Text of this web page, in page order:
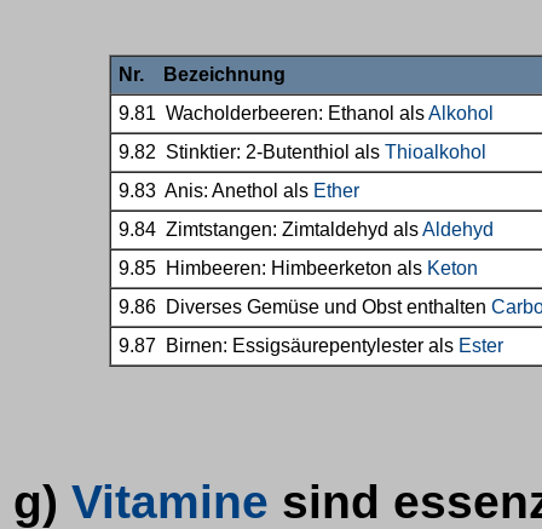
Nr. Bezeichnung
9.81 Wacholderbeeren: Ethanol alsAlkohol
9.82 Stinktier: 2-Butenthiol als Thioalkohol
9.83 Anis: Anethol als Ether
9.84 Zimtstangen: Zimtaldehyd alsAldehyd
9.85 Himbeeren: Himbeerketon als Keton
9.86 Diverses Gemüse und Obst enthalten
9.87 Birnen: Essigsäurepentylester als Ester
g) Vitamine sind